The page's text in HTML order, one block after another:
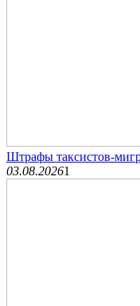
Штрафы таксистов-
03.08.20261